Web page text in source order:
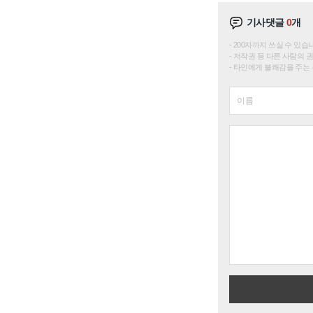
기사댓글0개
200자까지 쓰실 수 있습
저작권 등 다른 사람의
타인에게 불쾌감을 주는